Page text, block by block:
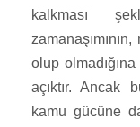
kalkması
olup
açıktır. Ancak
kamu gücüne